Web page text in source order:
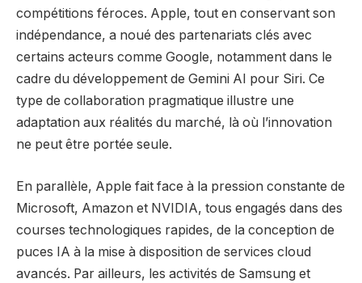
compétitions féroces. Apple, tout en conservant son
indépendance, a noué des partenariats clés avec
certains acteurs comme Google, notamment dans le
cadre du développement de Gemini AI pour Siri. Ce
type de collaboration pragmatique illustre une
adaptation aux réalités du marché, là où l’innovation
ne peut être portée seule.
En parallèle, Apple fait face à la pression constante de
Microsoft, Amazon et NVIDIA, tous engagés dans des
courses technologiques rapides, de la conception de
puces IA à la mise à disposition de services cloud
avancés. Par ailleurs, les activités de Samsung et